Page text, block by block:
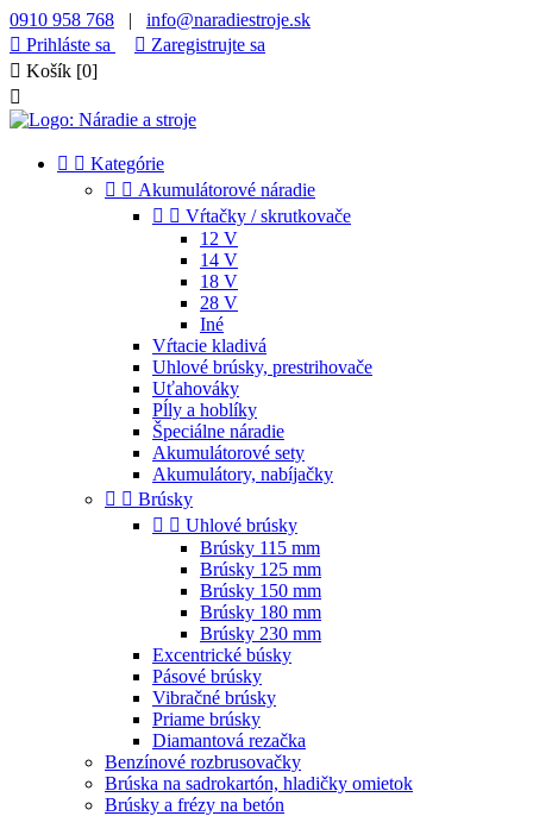
0910 958 768 | info@naradiestroje.sk
 Prihláste sa  Zaregistrujte sa
 Košík [0]

  Kategórie
  Akumulátorové náradie
  Vŕtačky / skrutkovače
12 V
14 V
18 V
28 V
Iné
Vŕtacie kladivá
Uhlové brúsky, prestrihovače
Uťahováky
Pĺly a hoblíky
Špeciálne náradie
Akumulátorové sety
Akumulátory, nabíjačky
  Brúsky
  Uhlové brúsky
Brúsky 115 mm
Brúsky 125 mm
Brúsky 150 mm
Brúsky 180 mm
Brúsky 230 mm
Excentrické búsky
Pásové brúsky
Vibračné brúsky
Priame brúsky
Diamantová rezačka
Benzínové rozbrusovačky
Brúska na sadrokartón, hladičky omietok
Brúsky a frézy na betón